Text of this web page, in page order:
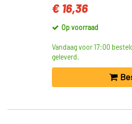
€ 16,36
Op voorraad
Vandaag voor 17:00
geleverd.